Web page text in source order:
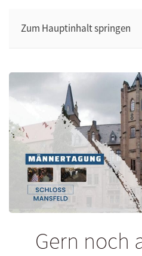
Zum Hauptinhalt springen
Gern noch